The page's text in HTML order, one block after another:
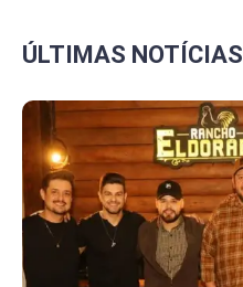
ÚLTIMAS NOTÍCIAS